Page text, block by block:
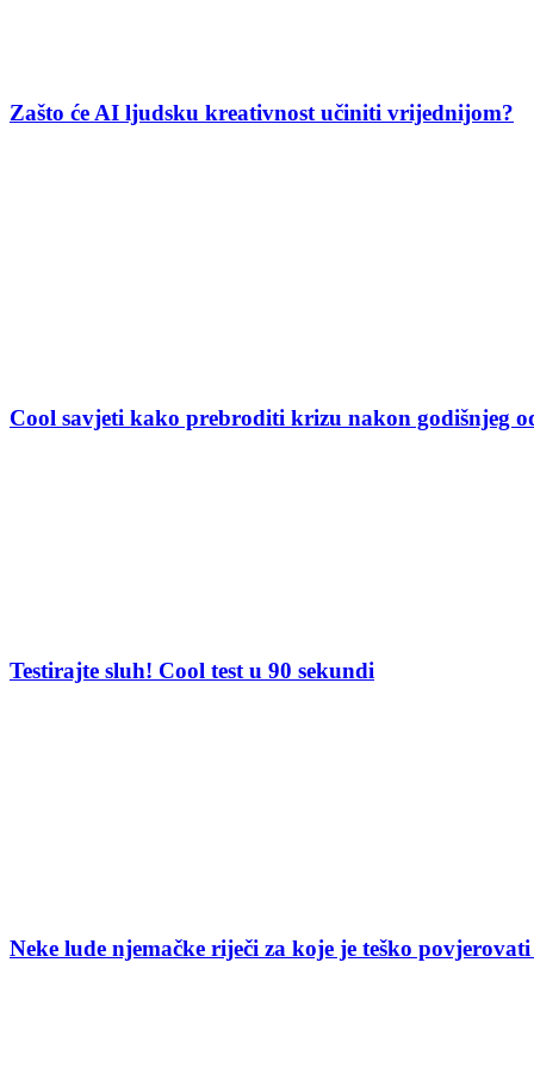
Zašto će AI ljudsku kreativnost učiniti vrijednijom?
Cool savjeti kako prebroditi krizu nakon godišnjeg
Testirajte sluh! Cool test u 90 sekundi
Neke lude njemačke riječi za koje je teško